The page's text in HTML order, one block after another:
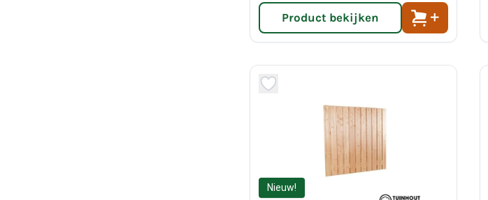
Product bekijken
Nieuw!